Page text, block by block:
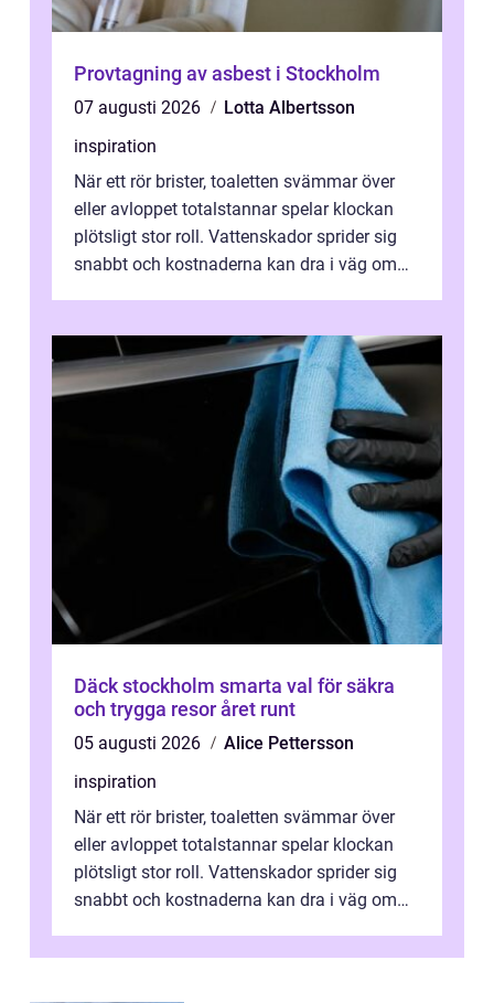
Provtagning av asbest i Stockholm
07 augusti 2026
Lotta Albertsson
inspiration
När ett rör brister, toaletten svämmar över
eller avloppet totalstannar spelar klockan
plötsligt stor roll. Vattenskador sprider sig
snabbt och kostnaderna kan dra i väg om
Däck stockholm smarta val för säkra
och trygga resor året runt
05 augusti 2026
Alice Pettersson
inspiration
När ett rör brister, toaletten svämmar över
eller avloppet totalstannar spelar klockan
plötsligt stor roll. Vattenskador sprider sig
snabbt och kostnaderna kan dra i väg om